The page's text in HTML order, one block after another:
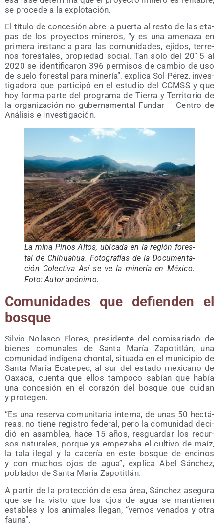
se pro­ce­de a la explotación.
El títu­lo de con­ce­sión abre la puer­ta al res­to de las eta­
pas de los pro­yec­tos mine­ros, “y es una ame­na­za en
pri­me­ra ins­tan­cia para las comu­ni­da­des, eji­dos, terre­
nos fores­ta­les, pro­pie­dad social. Tan solo del 2015 al
2020 se iden­ti­fi­ca­ron 396 per­mi­sos de cam­bio de uso
de sue­lo fores­tal para mine­ría”, expli­ca Sol Pérez, inves­
ti­ga­do­ra que par­ti­ci­pó en el estu­dio del CCMSS y que
hoy for­ma par­te del pro­gra­ma de Tie­rra y Terri­to­rio de
la orga­ni­za­ción no guber­na­men­tal Fun­dar – Cen­tro de
Aná­li­sis e Investigación.
La mina Pinos Altos, ubi­ca­da en la región fores­
tal de Chihuahua. Foto­gra­fías de la Docu­men­ta­
ción Colec­ti­va Así se ve la mine­ría en Méxi­co.
Foto: Autor anónimo.
Comu­ni­da­des que defien­den el
bosque
Sil­vio Nolas­co Flo­res, pre­si­den­te del comi­sa­ria­do de
bie­nes comu­na­les de San­ta María Zapo­titlán, una
comu­ni­dad indí­ge­na chon­tal, situa­da en el muni­ci­pio de
San­ta María Eca­te­pec, al sur del esta­do mexi­cano de
Oaxa­ca, cuen­ta que ellos tam­po­co sabían que había
una con­ce­sión en el cora­zón del bos­que que cui­dan
y protegen.
“Es una reser­va comu­ni­ta­ria inter­na, de unas 50 hec­tá­
reas, no tie­ne regis­tro fede­ral, pero la comu­ni­dad deci­
dió en asam­blea, hace 15 años, res­guar­dar los recur­
sos natu­ra­les, por­que ya empe­za­ba el cul­ti­vo de maíz,
la tala ile­gal y la cace­ría en este bos­que de enci­nos
y con muchos ojos de agua”, expli­ca Abel Sán­chez,
pobla­dor de San­ta María Zapotitlán.
A par­tir de la pro­tec­ción de esa área, Sán­chez ase­gu­ra
que se ha vis­to que los ojos de agua se man­tie­nen
esta­bles y los ani­ma­les lle­gan, “vemos vena­dos y otra
fauna”.